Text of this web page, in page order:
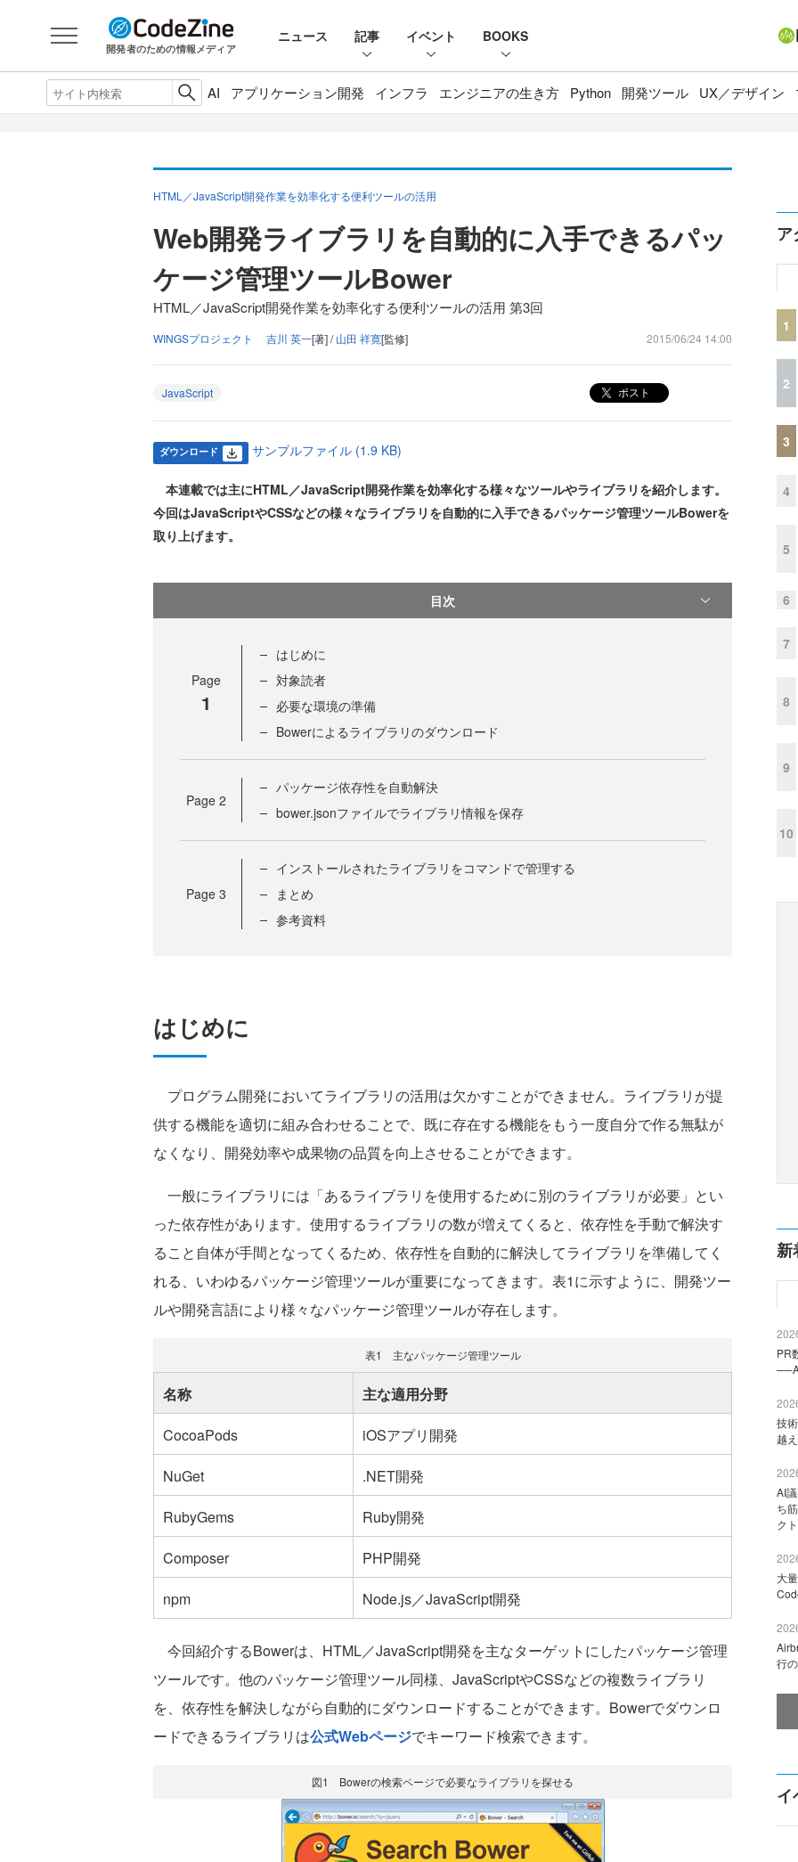
開発者のための情報メディア
ニュース 記事 イベント BOOKS
AI アプリケーション開発 インフラ エンジニアの生き方 Python 開発ツール UX／デザイン
HTML／JavaScript開発作業を効率化する便利ツールの活用
Web開発ライブラリを自動的に入手できるパッ
ケージ管理ツールBower
HTML／JavaScript開発作業を効率化する便利ツールの活用 第3回
WINGSプロジェクト 吉川 英一[著] /山田 祥寛[監修] 2015/06/24 14:00
JavaScript ポスト
ダウンロード サンプルファイル (1.9 KB)
本連載では主にHTML／JavaScript開発作業を効率化する様々なツールやライブラリを紹介します。
今回はJavaScriptやCSSなどの様々なライブラリを自動的に入手できるパッケージ管理ツールBowerを
取り上げます。
目次
Page
1
はじめに
対象読者
必要な環境の準備
Bowerによるライブラリのダウンロード
Page 2
パッケージ依存性を自動解決
bower.jsonファイルでライブラリ情報を保存
Page 3
インストールされたライブラリをコマンドで管理する
まとめ
参考資料
はじめに
プログラム開発においてライブラリの活用は欠かすことができません。ライブラリが提
供する機能を適切に組み合わせることで、既に存在する機能をもう一度自分で作る無駄が
なくなり、開発効率や成果物の品質を向上させることができます。
一般にライブラリには「あるライブラリを使用するために別のライブラリが必要」とい
った依存性があります。使用するライブラリの数が増えてくると、依存性を手動で解決す
ること自体が手間となってくるため、依存性を自動的に解決してライブラリを準備してく
れる、いわゆるパッケージ管理ツールが重要になってきます。表1に示すように、開発ツー
ルや開発言語により様々なパッケージ管理ツールが存在します。
表1 主なパッケージ管理ツール
名称
主な適用分野
CocoaPods
iOSアプリ開発
NuGet
.NET開発
RubyGems
Ruby開発
Composer
PHP開発
npm
Node.js／JavaScript開発
今回紹介するBowerは、HTML／JavaScript開発を主なターゲットにしたパッケージ管理
ツールです。他のパッケージ管理ツール同様、JavaScriptやCSSなどの複数ライブラリ
を、依存性を解決しながら自動的にダウンロードすることができます。Bowerでダウンロ
ードできるライブラリは公式Webページでキーワード検索できます。
図1 Bowerの検索ページで必要なライブラリを探せる
ア
1
2
3
4
5
6
7
8
9
10
新
PR
技
越
AI
ち
ク
大
行
イ